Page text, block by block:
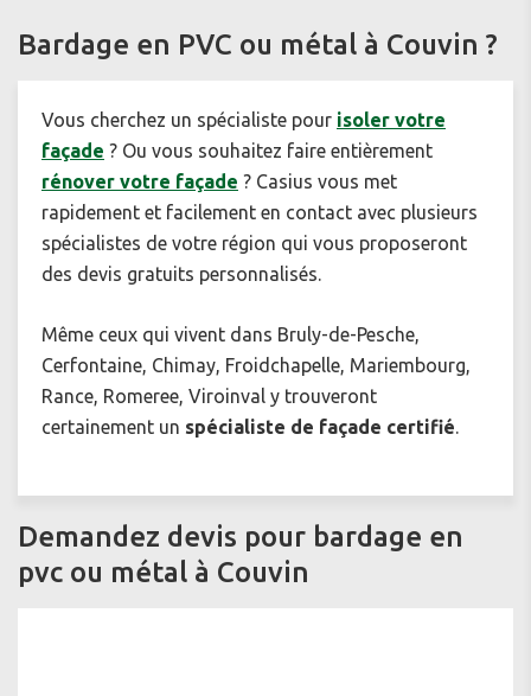
Bardage en PVC ou métal à Couvin ?
Vous cherchez un spécialiste pour isoler votre
façade ? Ou vous souhaitez faire entièrement
rénover votre façade ? Casius vous met
rapidement et facilement en contact avec plusieurs
spécialistes de votre région qui vous proposeront
des devis gratuits personnalisés.
Même ceux qui vivent dans Bruly-de-Pesche,
Cerfontaine, Chimay, Froidchapelle, Mariembourg,
Rance, Romeree, Viroinval y trouveront
certainement un spécialiste de façade certifié.
Demandez devis pour bardage en
pvc ou métal à Couvin